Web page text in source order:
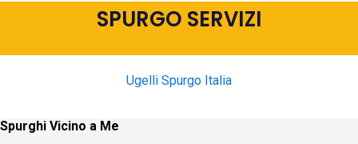
SPURGO SERVIZI
Ugelli Spurgo Italia
Spurghi Vicino a Me